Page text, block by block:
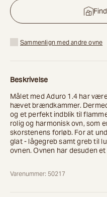
Sammenlign med andre ovne
Beskrivelse
Målet med Aduro 1.4 har
hævet brændkammer.
og et perfekt indblik til
rolig og harmonisk ovn, som
skorstenens forløb. For at
glat - lågegreb samt greb til
ovnen. Ovnen har desuden
Varenummer: 50217